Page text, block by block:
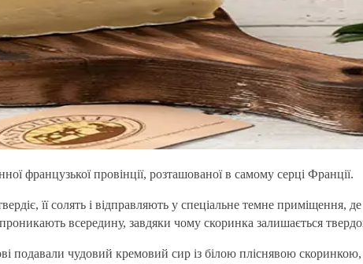
французької провінції, розташованої в самому серці Франції.
її солять і відправляють у спеціальне темне
всередину, завдяки чому скоринка залишається
подавали чудовий кремовий сир із білою пліснявою